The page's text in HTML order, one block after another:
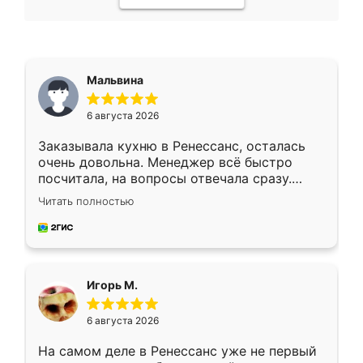
Мальвина
6 августа 2026
Заказывала кухню в Ренессанс, осталась
очень довольна. Менеджер всё быстро
посчитала, на вопросы отвечала сразу.
Замерщик приехал в субботу, подошёл к
делу со всей ответственностью. Собрали
за день, ребята работали аккуратно, даже
Читать полностью
Игорь М.
6 августа 2026
На самом деле в Ренессанс уже не первый